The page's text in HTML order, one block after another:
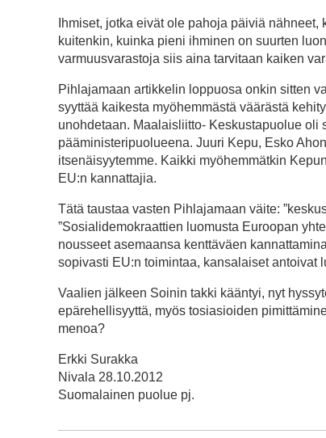
Ihmiset, jotka eivät ole pahoja päiviä
kuitenkin, kuinka pieni ihminen on suurten
varmuusvarastoja siis aina tarvitaan kaiken
Pihlajamaan artikkelin loppuosa onkin sitten
syyttää kaikesta myöhemmästä väärästä
unohdetaan. Maalaisliitto- Keskustapuolue
pääministeripuolueena. Juuri Kepu, Esko
itsenäisyytemme. Kaikki myöhemmätkin
EU:n kannattajia.
Tätä taustaa vasten Pihlajamaan väite:
”Sosialidemokraattien luomusta Euroopan
nousseet asemaansa kenttäväen
sopivasti EU:n toimintaa, kansalaiset
Vaalien jälkeen Soinin takki kääntyi, nyt
epärehellisyyttä, myös tosiasioiden
menoa?
Erkki Surakka
Nivala 28.10.2012
Suomalainen puolue pj.